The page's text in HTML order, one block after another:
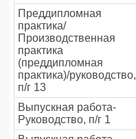
Преддипломная
практика/
Производственная
практика
(преддипломная
практика)/руководство,
п/г 13
Выпускная работа-
Руководство, п/г 1